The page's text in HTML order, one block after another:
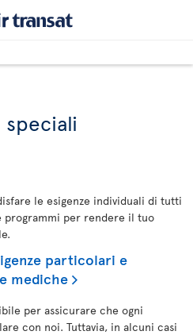
speciali
le esigenze individuali di tutti
programmi per rendere il tuo
particolari e
mediche
per assicurare che ogni
con noi. Tuttavia, in alcuni casi